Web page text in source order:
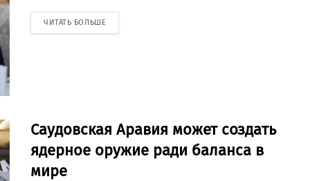
ЧИТАТЬ БОЛЬШЕ
Саудовская Аравия может создать
ядерное оружие ради баланса в
мире